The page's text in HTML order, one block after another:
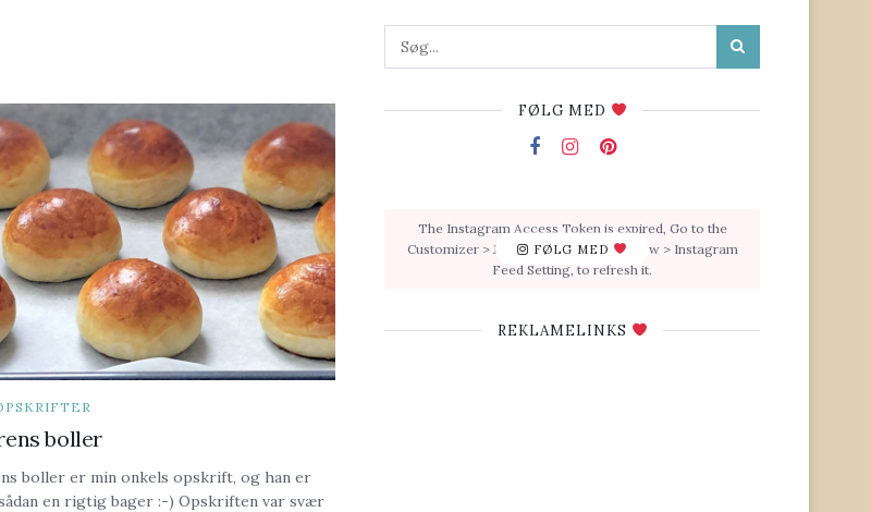
boller
boller er min onkels opskrift, og han er
en rigtig bager :-) Opskriften var svær
FØLG MED
FØLG MED
The Instagram Access Token is expired, Go to the
Customizer > JNews : Social, Like & View > Instagram
Feed Setting, to refresh it.
REKLAMELINKS